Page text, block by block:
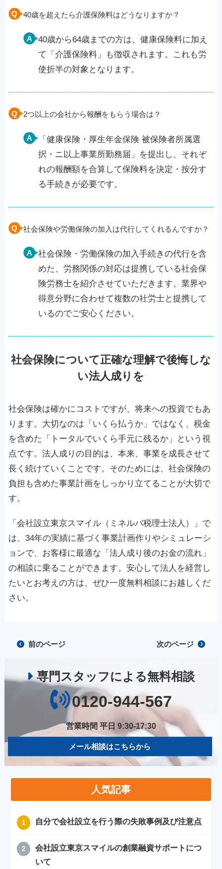
40歳を超えたら介護保険料はどうなりますか？
40歳から64歳までの方は、健康保険料に加え
て「介護保険料」も徴収されます。これも労
使折半の対象となります。
2つ以上の会社から報酬をもらう場合は？
「健康保険・厚生年金保険 被保険者所属選
択・ニ以上事業所勤務届」を提出し、それぞ
れの報酬額を合算して保険料を決定・按分す
る手続きが必要です。
社会保険や労働保険の加入は代行してくれるんですか？
社会保険・労働保険の加入手続きの代行を含
めた、労務関係の対応は提携している社会保
険労務士を紹介させていただきます。業界や
得意分野に合わせて複数の社労士と提携して
いるのでご安心ください。
社会保険について正確な理解で後悔しな
い法人成りを
社会保険は確かにコストですが、将来への投資でもあ
ります。大切なのは「いくら払うか」ではなく、税金
を含めた「トータルでいくら手元に残るか」という視
点です。法人成りの目的は、本来、事業を成長させて
長く続けていくことです。そのためには、社会保険の
負担も含めた事業計画をしっかり立てることが大切で
す。
「会社設立東京スマイル（ミネルバ税理士法人）」で
は、34年の実績に基づく事業計画作りやシミュレーシ
ョンで、お客様に最適な「法人成り後のお金の流れ」
の相談に乗ることができます。安心して法人を経営し
たいとお考えの方は、ぜひ一度無料相談にお越しくだ
さい。
前のページ 次のページ
専門スタッフによる無料相談
0120-944-567
営業時間 平日 9:30-17:30
メール相談はこちらから
人気記事
自分で会社設立を行う際の失敗事例及び注意点
会社設立東京スマイルの創業融資サポートにつ
いて